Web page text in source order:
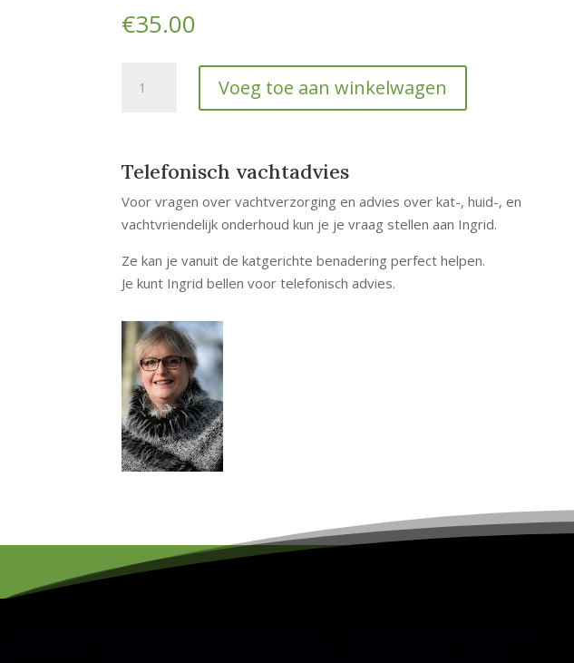
€35.00
Trimservice
Voeg toe aan winkelwagen
Telefonisch vachtadvies
Voor vragen over vachtverzorging en advies over kat-, huid-, en
vachtvriendelijk onderhoud kun je je vraag stellen aan Ingrid.
Ze kan je vanuit de katgerichte benadering perfect helpen.
Je kunt Ingrid bellen voor telefonisch advies.